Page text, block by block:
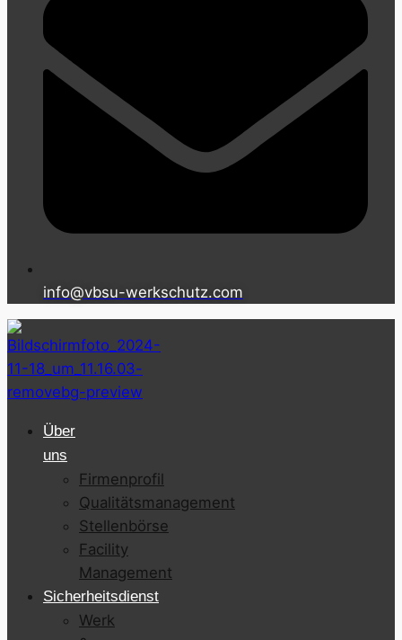
info@vbsu-werkschutz.com
Über
uns
Firmenprofil
Qualitätsmanagement
Stellenbörse
Facility
Management
Sicherheitsdienst
Werk